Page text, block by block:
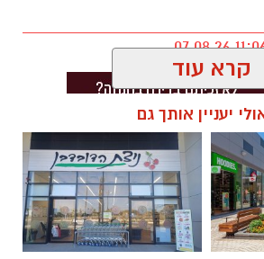
מהגעה לאזור ולהישמע
ממושכות הודיעו בכבאות
שליטה מלאה על השריפה.
מחדש לתנועת כלי רכב,
בפעולות כיבוי סופיות
עד הלום
קרא עוד
יעניין אותך גם